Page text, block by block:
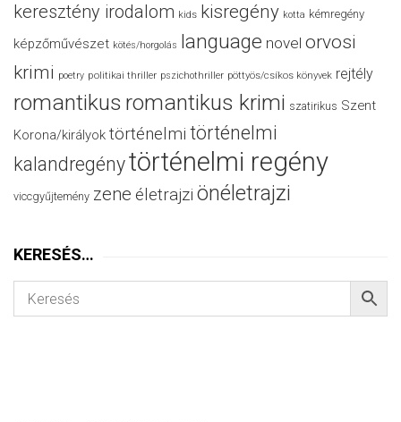
keresztény irodalom kids kisregény kotta kémregény
képzőművészet kötés/horgolás language novel orvosi
krimi poetry politikai thriller pszichothriller pöttyös/csíkos könyvek rejtély
romantikus romantikus krimi szatirikus Szent
Korona/királyok történelmi történelmi
kalandregénytörténelmi regény
viccgyűjtemény zene életrajzi önéletrajzi
KERESÉS…